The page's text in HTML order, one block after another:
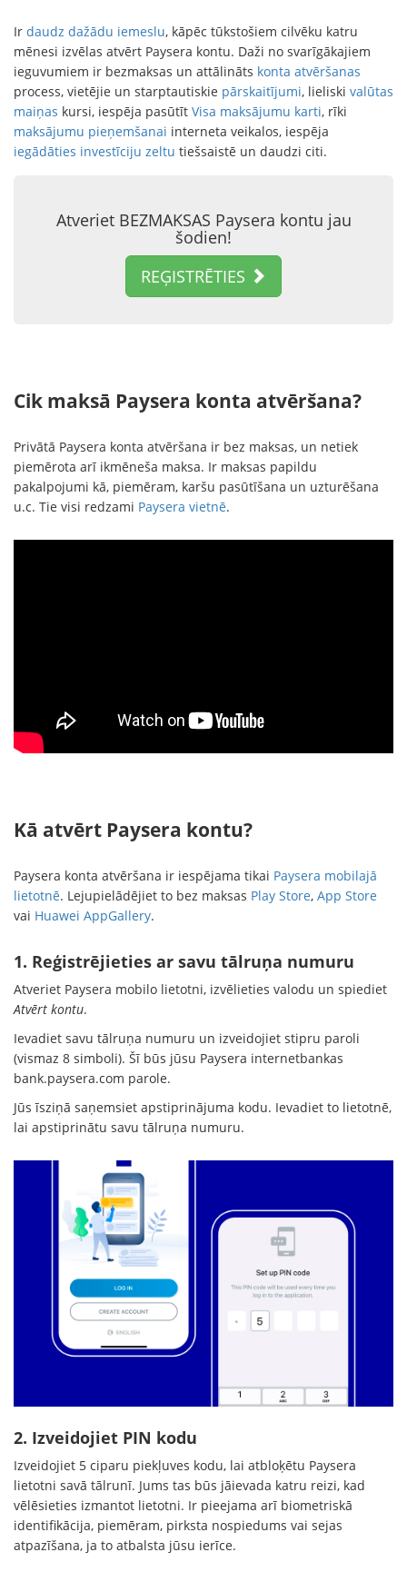
Ir daudz dažādu iemeslu, kāpēc tūkstošiem cilvēku katru
mēnesi izvēlas atvērt Paysera kontu. Daži no svarīgākajiem
ieguvumiem ir bezmaksas un attālināts konta atvēršanas
process, vietējie un starptautiskie pārskaitījumi, lieliski valūtas
maiņas kursi, iespēja pasūtīt Visa maksājumu karti, rīki
maksājumu pieņemšanai interneta veikalos, iespēja
iegādāties investīciju zeltu tiešsaistē un daudzi citi.
Atveriet BEZMAKSAS Paysera kontu jau
šodien!
REĢISTRĒTIES
Cik maksā Paysera konta atvēršana?
Privātā Paysera konta atvēršana ir bez maksas, un netiek
piemērota arī ikmēneša maksa. Ir maksas papildu
pakalpojumi kā, piemēram, karšu pasūtīšana un uzturēšana
u.c. Tie visi redzami Paysera vietnē.
Kā atvērt Paysera kontu?
Paysera konta atvēršana ir iespējama tikai Paysera mobilajā
lietotnē. Lejupielādējiet to bez maksas Play Store, App Store
vai Huawei AppGallery.
1. Reģistrējieties ar savu tālruņa numuru
Atveriet Paysera mobilo lietotni, izvēlieties valodu un spiediet
Atvērt kontu.
Ievadiet savu tālruņa numuru un izveidojiet stipru paroli
(vismaz 8 simboli). Šī būs jūsu Paysera internetbankas
bank.paysera.com parole.
Jūs īsziņā saņemsiet apstiprinājuma kodu. Ievadiet to lietotnē,
lai apstiprinātu savu tālruņa numuru.
2. Izveidojiet PIN kodu
Izveidojiet 5 ciparu piekļuves kodu, lai atbloķētu Paysera
lietotni savā tālrunī. Jums tas būs jāievada katru reizi, kad
vēlēsieties izmantot lietotni. Ir pieejama arī biometriskā
identifikācija, piemēram, pirksta nospiedums vai sejas
atpazīšana, ja to atbalsta jūsu ierīce.